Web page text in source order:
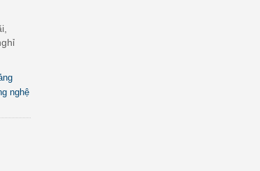
nghệ